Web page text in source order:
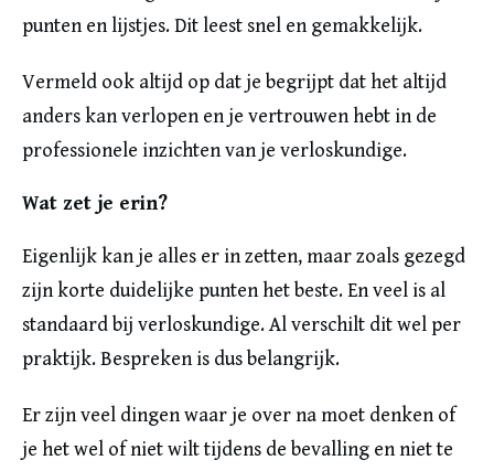
punten en lijstjes. Dit leest snel en gemakkelijk.
Vermeld ook altijd op dat je begrijpt dat het altijd
anders kan verlopen en je vertrouwen hebt in de
professionele inzichten van je verloskundige.
Wat zet je erin?
Eigenlijk kan je alles er in zetten, maar zoals gezegd
zijn korte duidelijke punten het beste. En veel is al
standaard bij verloskundige. Al verschilt dit wel per
praktijk. Bespreken is dus belangrijk.
Er zijn veel dingen waar je over na moet denken of
je het wel of niet wilt tijdens de bevalling en niet te